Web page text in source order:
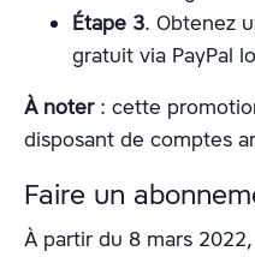
Étape 3. Obtenez
gratuit via PayPal
À noter: cette
disposant de comptes
Faire un
À partir du 8 mars